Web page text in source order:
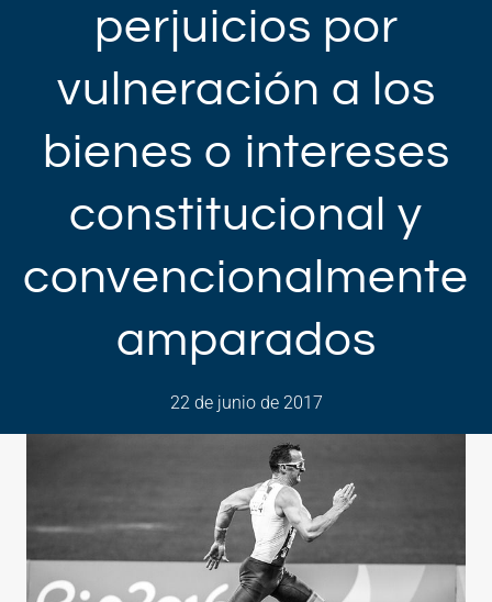
perjuicios por
vulneración a los
bienes o intereses
constitucional y
convencionalmente
amparados
22 de junio de 2017